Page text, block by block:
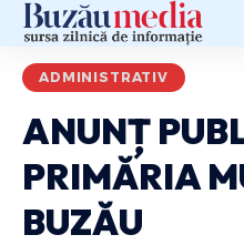
ADMINISTRATIV
ANUNȚ
PRIMĂRIA
BUZĂU